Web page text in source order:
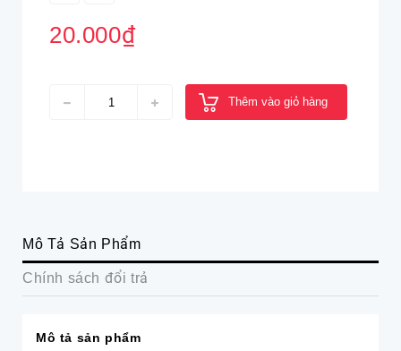
20.000₫
Thêm vào giỏ hàng
Mô Tả Sản Phẩm
Chính sách đổi trả
Mô tả sản phẩm